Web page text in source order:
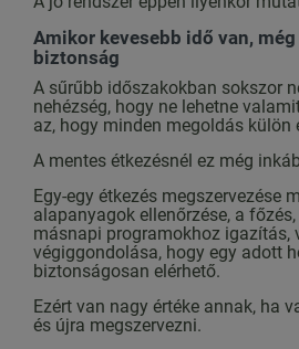
Amikor kevesebb idő van,
biztonság
A sűrűbb időszakokban sokszor
nehézség, hogy ne lehetne
az, hogy minden megoldás külön
A mentes étkezésnél ez még
Egy-egy étkezés megszervezése
alapanyagok ellenőrzése, a
másnapi programokhoz igazítás,
végiggondolása, hogy egy adott
biztonságosan elérhető.
Ezért van nagy értéke annak, ha
és újra megszervezni.